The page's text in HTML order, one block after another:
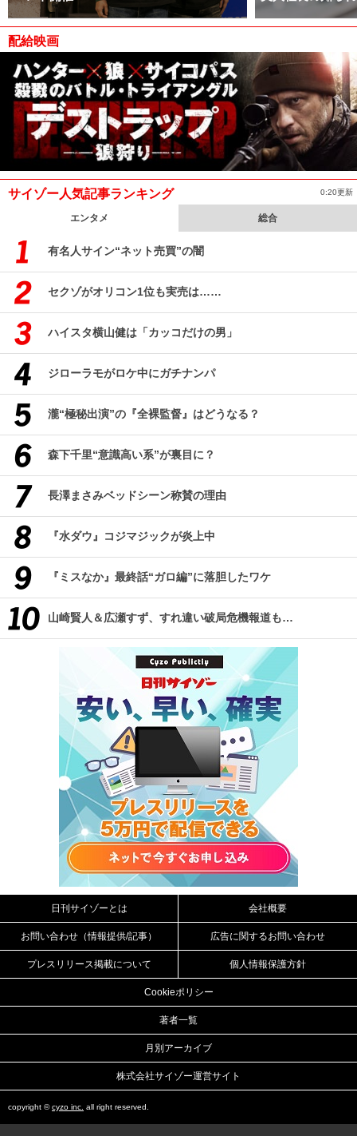
配給映画
サイゾー人気記事ランキング 0:20更新
エンタメ 総合
有名人サイン“ネット売買”の闇
セクゾがオリコン1位も実売は……
ハイスタ横山健は「カッコだけの男」
ジローラモがロケ中にガチナンパ
瀧“極秘出演”の『全裸監督』はどうなる？
森下千里“意識高い系”が裏目に？
長澤まさみベッドシーン称賛の理由
『水ダウ』コジマジックが炎上中
『ミスなか』最終話“ガロ編”に落胆したワケ
山崎賢人＆広瀬すず、すれ違い破局危機報道も…
日刊サイゾーとは 会社概要
お問い合わせ（情報提供/記事） 広告に関するお問い合わせ
プレスリリース掲載について 個人情報保護方針
Cookieポリシー
著者一覧
月別アーカイブ
株式会社サイゾー運営サイト
copyright ©cyzo inc. all right reserved.